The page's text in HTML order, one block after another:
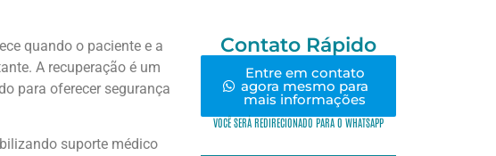
quando o paciente e a
A recuperação é um
para oferecer segurança
suporte médico
Contato Rápido
Entre em contato
agora mesmo para
mais informações
VOCÊ SERÁ REDIRECIONADO PARA O WHATSAPP